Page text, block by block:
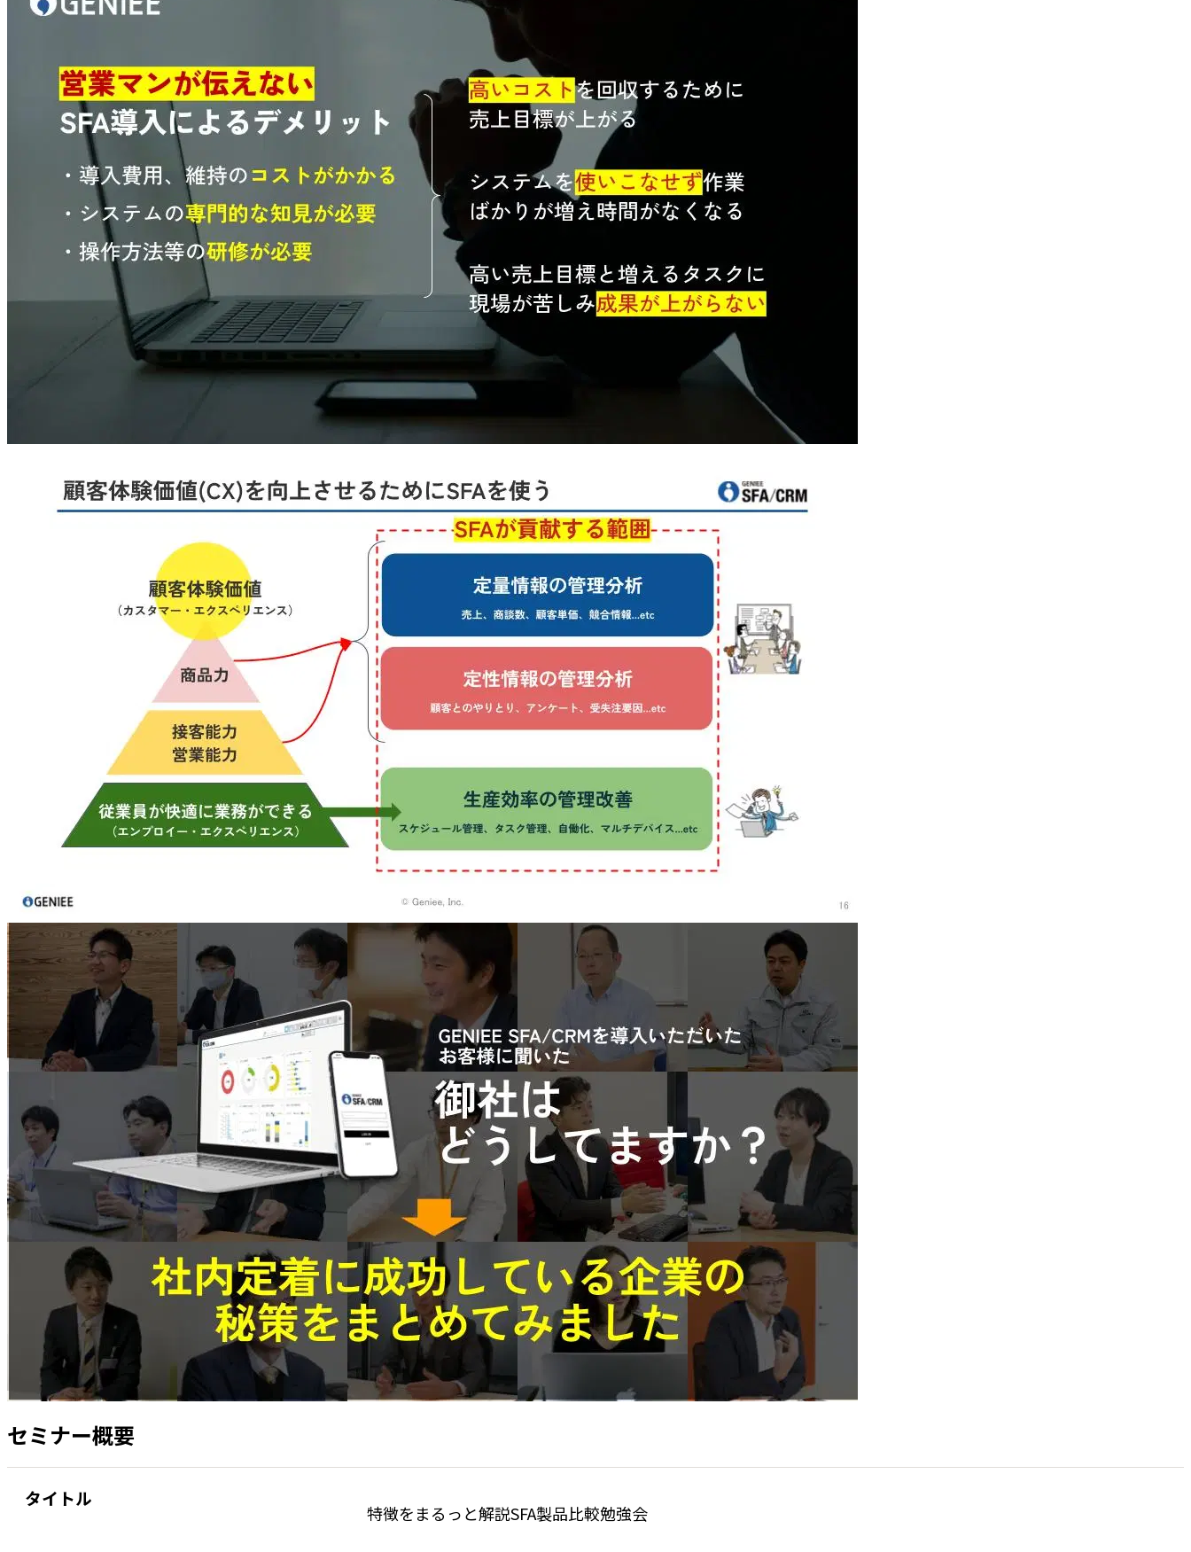
セミナー概要
タイトル
特徴をまるっと解説SFA製品比較勉強会